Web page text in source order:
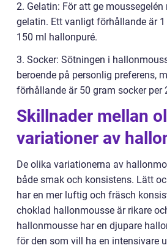
2. Gelatin: För att ge
gelatin. Ett vanligt förhållande är
150 ml hallonpuré.
3. Socker: Sötningen i
beroende på personlig preferens,
förhållande är 50 gram socker per
Skillnader mellan
variationer av
De olika variationerna av
både smak och konsistens. Lätt
har en mer luftig och fräsch
choklad hallonmousse är rikare
hallonmousse har en djupare
för den som vill ha en intensivare